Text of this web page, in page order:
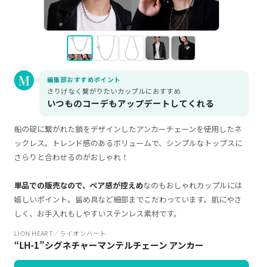
編集部おすすめポイント
さりげなく繋がりたいカップルにおすすめ
いつものコーデもアップデートしてくれる
船の碇に繋がれた鎖をデザインしたアンカーチェーンを使用したネ
ックレス。トレンド感のあるボリュームで、シンプルなトップスに
さらりと合わせるのがおしゃれ！
単品での販売なので、ペア感が控えめなのもおしゃれカップルには
嬉しいポイント。留め具など細部までこだわっています。肌にやさ
しく、お手入れもしやすいステンレス素材です。
LION HEART／ライオンハート
“LH-1”シグネチャーマンテルチェーン アンカー